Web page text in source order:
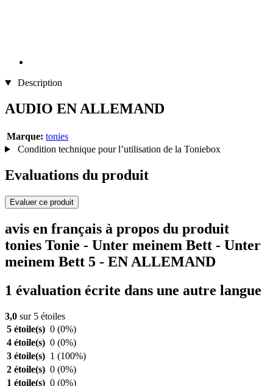
Description
AUDIO EN ALLEMAND
Marque: tonies
Condition technique pour l’utilisation de la Toniebox
Evaluations du produit
Evaluer ce produit
avis en français à propos du produit
tonies Tonie - Unter meinem Bett - Unter
meinem Bett 5 - EN ALLEMAND
1 évaluation écrite dans une autre langue
3,0 sur 5 étoiles
5 étoile(s) 0 (0%)
4 étoile(s) 0 (0%)
3 étoile(s) 1 (100%)
2 étoile(s) 0 (0%)
1 étoile(s) 0 (0%)